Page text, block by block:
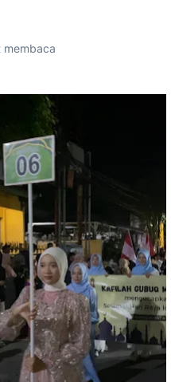
membaca